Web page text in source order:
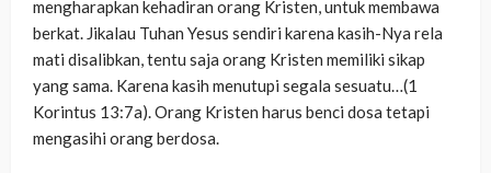
mengharapkan kehadiran orang Kristen, untuk membawa
berkat. Jikalau Tuhan Yesus sendiri karena kasih-Nya rela
mati disalibkan, tentu saja orang Kristen memiliki sikap
yang sama. Karena kasih menutupi segala sesuatu…(1
Korintus 13:7a). Orang Kristen harus benci dosa tetapi
mengasihi orang berdosa.